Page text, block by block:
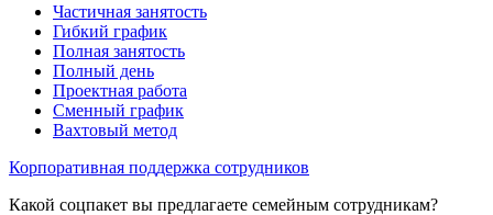
Частичная занятость
Гибкий график
Полная занятость
Полный день
Проектная работа
Сменный график
Вахтовый метод
Корпоративная поддержка сотрудников
Какой соцпакет вы предлагаете семейным сотрудникам?